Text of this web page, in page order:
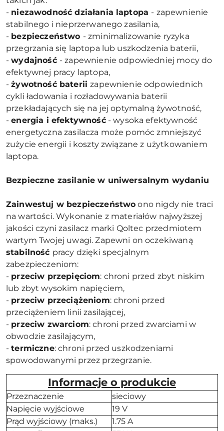
- niezawodność działania laptopa - zapewnienie
stabilnego i nieprzerwanego zasilania,
- bezpieczeństwo - zminimalizowanie ryzyka
przegrzania się laptopa lub uszkodzenia baterii,
-wydajność - zapewnienie odpowiedniej mocy do
efektywnej pracy laptopa,
-żywotność bateriizapewnienie odpowiednich
cykli ładowania i rozładowywania baterii
przekładających się na jej optymalną żywotność,
-energia i efektywność- wysoka efektywność
energetyczna zasilacza może pomóc zmniejszyć
zużycie energii i koszty związane z użytkowaniem
laptopa.
Bezpieczne zasilanie w uniwersalnym wydaniu
Zainwestuj w bezpieczeństwo ono nigdy nie traci
na wartości. Wykonanie z materiałów najwyższej
jakości czyni zasilacz marki Qoltec przedmiotem
wartym Twojej uwagi. Zapewni on oczekiwaną
stabilność pracy dzięki specjalnym
zabezpieczeniom:
- przeciw przepięciom: chroni przed zbyt niskim
lub zbyt wysokim napięciem,
- przeciw przeciążeniom: chroni przed
przeciążeniem linii zasilającej,
- przeciw zwarciom: chroni przed zwarciami w
obwodzie zasilającym,
-termiczne: chroni przed uszkodzeniami
spowodowanymi przez przegrzanie.
Informacje o produkcie
Przeznaczenie
sieciowy
Napięcie wyjściowe
19 V
Prąd wyjściowy (maks.)
1.75 A